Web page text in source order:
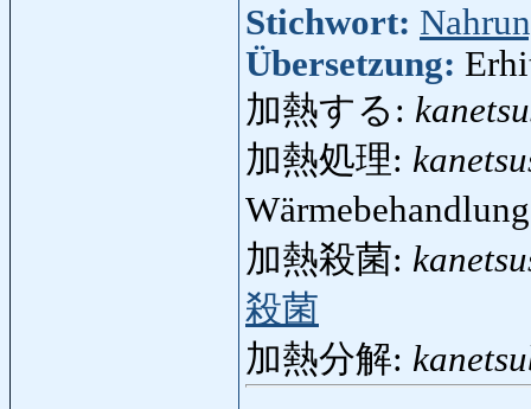
Stichwort:
Übersetzung:
加熱する:
加熱処理:
加熱殺菌:
殺菌
加熱分解: